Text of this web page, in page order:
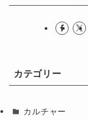
カテゴリー
カルチャー